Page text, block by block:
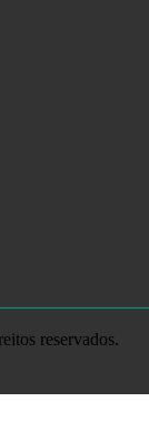
reservados.